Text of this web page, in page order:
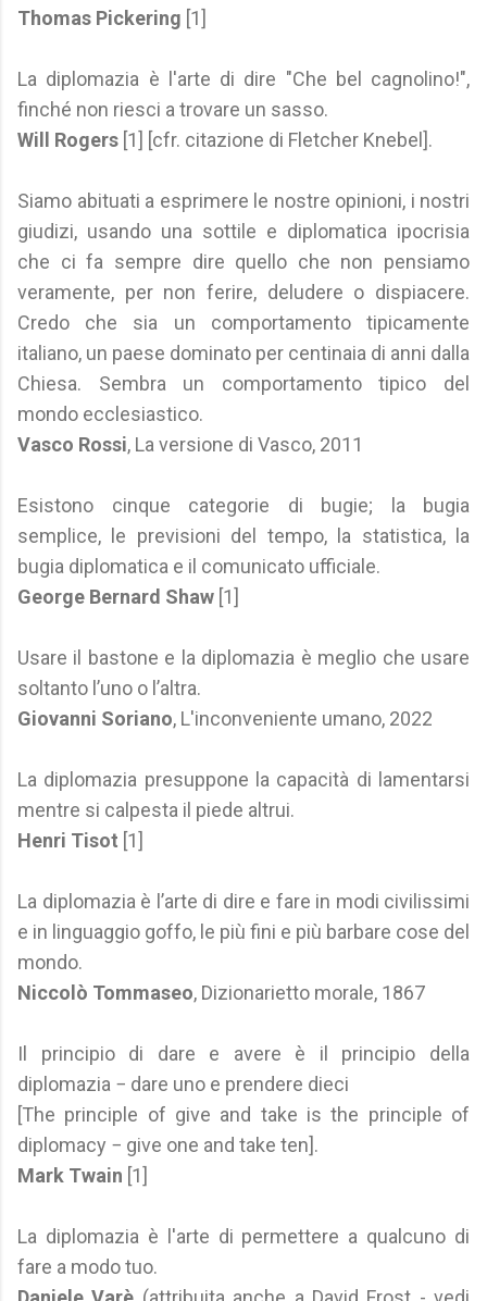
Thomas Pickering [1]
La diplomazia è l'arte di dire "Che bel cagnolino!",
finché non riesci a trovare un sasso.
Will Rogers [1] [cfr. citazione di Fletcher Knebel].
Siamo abituati a esprimere le nostre opinioni, i nostri
giudizi, usando una sottile e diplomatica ipocrisia
che ci fa sempre dire quello che non pensiamo
veramente, per non ferire, deludere o dispiacere.
Credo che sia un comportamento tipicamente
italiano, un paese dominato per centinaia di anni dalla
Chiesa. Sembra un comportamento tipico del
mondo ecclesiastico.
Vasco Rossi, La versione di Vasco, 2011
Esistono cinque categorie di bugie; la bugia
semplice, le previsioni del tempo, la statistica, la
bugia diplomatica e il comunicato ufficiale.
George Bernard Shaw [1]
Usare il bastone e la diplomazia è meglio che usare
soltanto l’uno o l’altra.
Giovanni Soriano, L'inconveniente umano, 2022
La diplomazia presuppone la capacità di lamentarsi
mentre si calpesta il piede altrui.
Henri Tisot [1]
La diplomazia è l’arte di dire e fare in modi civilissimi
e in linguaggio goffo, le più fini e più barbare cose del
mondo.
Niccolò Tommaseo, Dizionarietto morale, 1867
Il principio di dare e avere è il principio della
diplomazia − dare uno e prendere dieci
[The principle of give and take is the principle of
diplomacy − give one and take ten].
Mark Twain [1]
La diplomazia è l'arte di permettere a qualcuno di
fare a modo tuo.